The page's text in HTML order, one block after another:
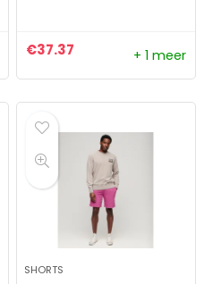
€37.37 + 1 meer
SHORTS